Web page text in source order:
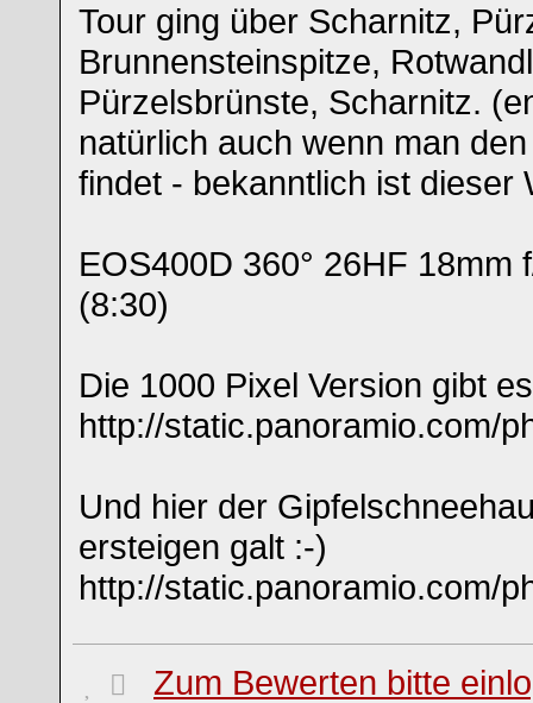
Tour ging über Scharnitz,
Brunnensteinspitze,
Pürzelsbrünste, Scharnitz.
natürlich auch wenn man
findet - bekanntlich ist dieser
EOS400D 360° 26HF 18mm
(8:30)
Die 1000 Pixel Version gibt
http://static.panoramio.com/
Und hier der
ersteigen galt :-)
http://static.panoramio.com/
Zum Bewerten bitte